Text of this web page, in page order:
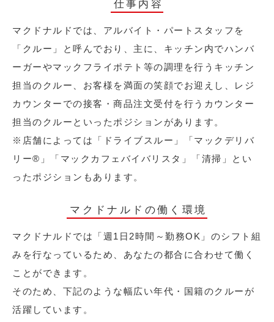
仕事内容
マクドナルドでは、アルバイト・パートスタッフを
「クルー」と呼んでおり、主に、キッチン内でハンバ
ーガーやマックフライポテト等の調理を行うキッチン
担当のクルー、お客様を満面の笑顔でお迎えし、レジ
カウンターでの接客・商品注文受付を行うカウンター
担当のクルーといったポジションがあります。
※店舗によっては「ドライブスルー」「マックデリバ
リー®︎」「マックカフェバイバリスタ」「清掃」とい
ったポジションもあります。
マクドナルドの働く環境
マクドナルドでは「週1日2時間～勤務OK」のシフト組
みを行なっているため、あなたの都合に合わせて働く
ことができます。
そのため、下記のような幅広い年代・国籍のクルーが
活躍しています。